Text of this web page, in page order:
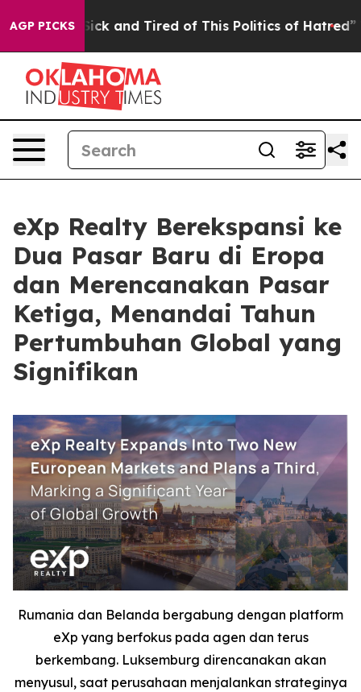
AGP PICKS
Are Sick and Tired of This Politics of Hatred” The
eXp Realty Berekspansi ke
Dua Pasar Baru di Eropa
dan Merencanakan Pasar
Ketiga, Menandai Tahun
Pertumbuhan Global yang
Signifikan
Rumania dan Belanda bergabung dengan platform
eXp yang berfokus pada agen dan terus
berkembang. Luksemburg direncanakan akan
menyusul, saat perusahaan menjalankan strateginya